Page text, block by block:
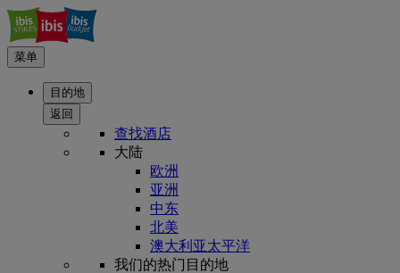
菜单
目的地
返回
查找酒店
大陆
欧洲
亚洲
中东
北美
澳大利亚太平洋
我们的热门目的地